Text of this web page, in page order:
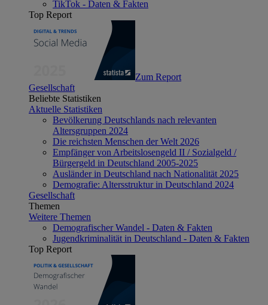
TikTok - Daten & Fakten
Top Report
Zum Report
Gesellschaft
Beliebte Statistiken
Aktuelle Statistiken
Bevölkerung Deutschlands nach relevanten
Altersgruppen 2024
Die reichsten Menschen der Welt 2026
Empfänger von Arbeitslosengeld II / Sozialgeld /
Bürgergeld in Deutschland 2005-2025
Ausländer in Deutschland nach Nationalität 2025
Demografie: Altersstruktur in Deutschland 2024
Gesellschaft
Themen
Weitere Themen
Demografischer Wandel - Daten & Fakten
Jugendkriminalität in Deutschland - Daten & Fakten
Top Report